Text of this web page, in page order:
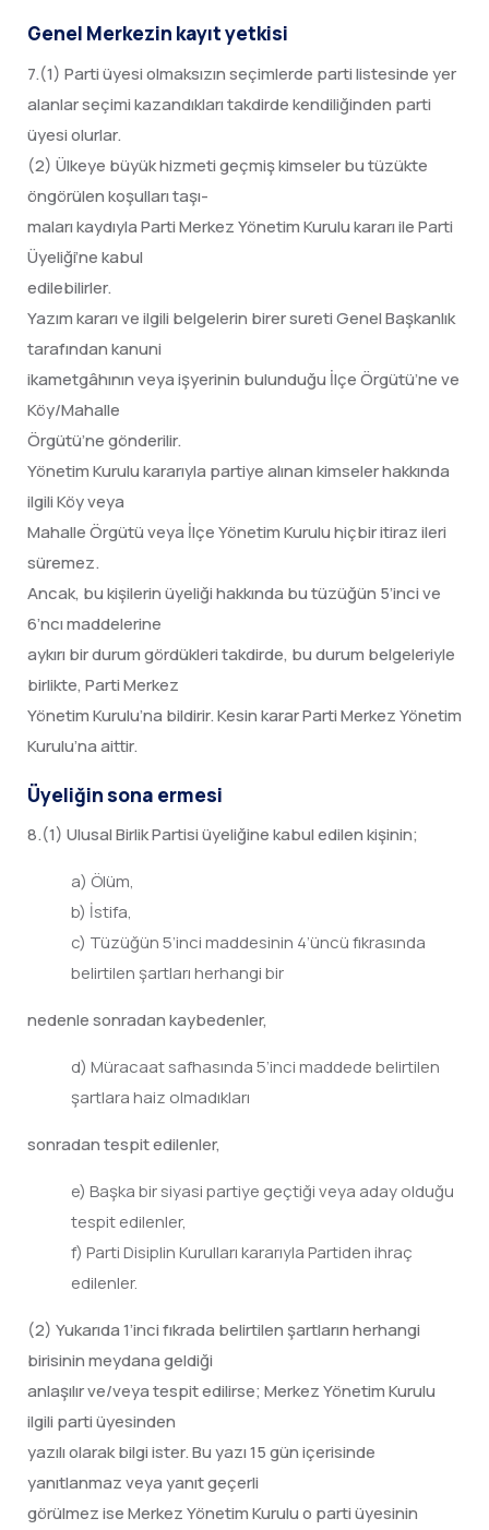
Genel Merkezin kayıt yetkisi
7.(1) Parti üyesi olmaksızın seçimlerde parti listesinde yer
alanlar seçimi kazandıkları takdirde kendiliğinden parti
üyesi olurlar.
(2) Ülkeye büyük hizmeti geçmiş kimseler bu tüzükte
öngörülen koşulları taşı-
maları kaydıyla Parti Merkez Yönetim Kurulu kararı ile Parti
Üyeliği’ne kabul
edilebilirler.
Yazım kararı ve ilgili belgelerin birer sureti Genel Başkanlık
tarafından kanuni
ikametgâhının veya işyerinin bulunduğu İlçe Örgütü’ne ve
Köy/Mahalle
Örgütü’ne gönderilir.
Yönetim Kurulu kararıyla partiye alınan kimseler hakkında
ilgili Köy veya
Mahalle Örgütü veya İlçe Yönetim Kurulu hiçbir itiraz ileri
süremez.
Ancak, bu kişilerin üyeliği hakkında bu tüzüğün 5’inci ve
6’ncı maddelerine
aykırı bir durum gördükleri takdirde, bu durum belgeleriyle
birlikte, Parti Merkez
Yönetim Kurulu’na bildirir. Kesin karar Parti Merkez Yönetim
Kurulu’na aittir.
Üyeliğin sona ermesi
8.(1) Ulusal Birlik Partisi üyeliğine kabul edilen kişinin;
a) Ölüm,
b) İstifa,
c) Tüzüğün 5’inci maddesinin 4’üncü fıkrasında
belirtilen şartları herhangi bir
nedenle sonradan kaybedenler,
d) Müracaat safhasında 5’inci maddede belirtilen
şartlara haiz olmadıkları
sonradan tespit edilenler,
e) Başka bir siyasi partiye geçtiği veya aday olduğu
tespit edilenler,
f) Parti Disiplin Kurulları kararıyla Partiden ihraç
edilenler.
(2) Yukarıda 1’inci fıkrada belirtilen şartların herhangi
birisinin meydana geldiği
anlaşılır ve/veya tespit edilirse; Merkez Yönetim Kurulu
ilgili parti üyesinden
yazılı olarak bilgi ister. Bu yazı 15 gün içerisinde
yanıtlanmaz veya yanıt geçerli
görülmez ise Merkez Yönetim Kurulu o parti üyesinin